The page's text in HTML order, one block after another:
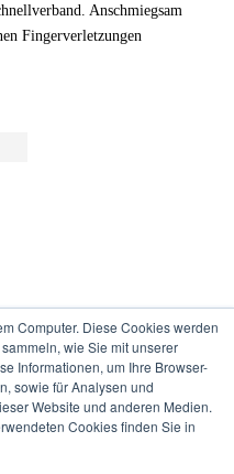
Computer. Diese Cookies werden
wie Sie mit unserer
Informationen, um Ihre Browser-
sowie für Analysen und
Website und anderen Medien.
Cookies finden Sie in
Anschmiegsam
Fingerverletzungen